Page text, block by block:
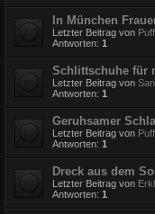
In München
Letzter Beitrag von
Antworten: 1
Schlittschuhe für
Letzter Beitrag von
Antworten: 1
Geruhsamer
Letzter Beitrag von
Antworten: 1
Dreck aus dem
Letzter Beitrag von
Antworten: 1